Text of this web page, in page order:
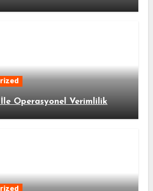
Operasyonel Verimlilik